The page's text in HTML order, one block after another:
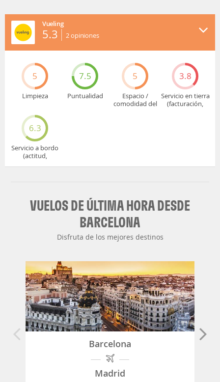
Vueling
5.3 2opiniones
5
Limpieza
7.5
Puntualidad
5
Espacio /
comodidad del
3.8
Servicio en tierra
(facturación,
6.3
Servicio a bordo
(actitud,
VUELOS DE ÚLTIMA HORA DESDE
BARCELONA
Disfruta de los mejores destinos
Barcelona
Madrid